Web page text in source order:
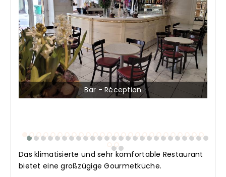
Bar - Réception
Das klimatisierte und sehr komfortable Restaurant
bietet eine großzügige Gourmetküche.